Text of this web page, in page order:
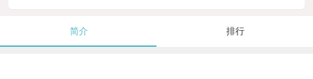
简介 排行